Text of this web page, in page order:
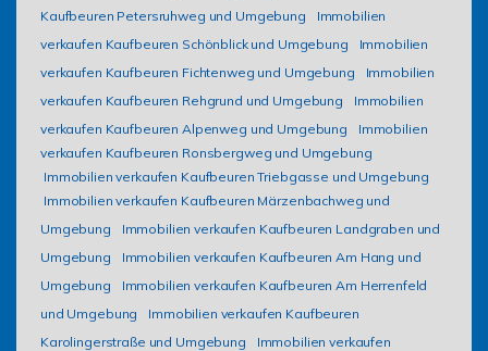
Kaufbeuren Petersruhweg und Umgebung
Immobilien
verkaufen Kaufbeuren Schönblick und Umgebung
Immobilien
verkaufen Kaufbeuren Fichtenweg und Umgebung
Immobilien
verkaufen Kaufbeuren Rehgrund und Umgebung
Immobilien
verkaufen Kaufbeuren Alpenweg und Umgebung
Immobilien
verkaufen Kaufbeuren Ronsbergweg und Umgebung
Immobilien verkaufen Kaufbeuren Triebgasse und Umgebung
Immobilien verkaufen Kaufbeuren Märzenbachweg und
Umgebung
Immobilien verkaufen Kaufbeuren Landgraben und
Umgebung
Immobilien verkaufen Kaufbeuren Am Hang und
Umgebung
Immobilien verkaufen Kaufbeuren Am Herrenfeld
und Umgebung
Immobilien verkaufen Kaufbeuren
Karolingerstraße und Umgebung
Immobilien verkaufen